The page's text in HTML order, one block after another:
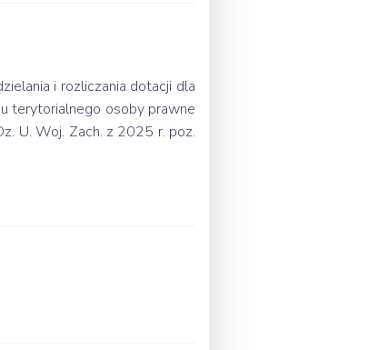
i rozliczania dotacji dla
terytorialnego osoby prawne
U. Woj. Zach. z 2025 r. poz.